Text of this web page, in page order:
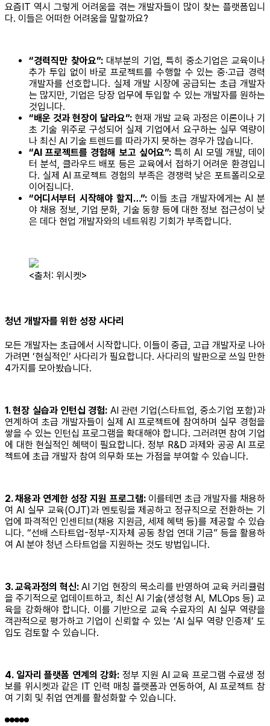
요즘IT 역시 그렇게 어려움을 겪는 개발자들이 많이 찾는 플랫폼입니
다. 이들은 어떠한 어려움을 말할까요?
“경력직만 찾아요”:대부분의 기업, 특히 중소기업은 교육이나
추가 투입 없이 바로 프로젝트를 수행할 수 있는 중·고급 경력
개발자를 선호합니다. 실제 개발 시장에 공급되는 초급 개발자
는 많지만, 기업은 당장 업무에 투입할 수 있는 개발자를 원하는
것입니다.
“배운 것과 현장이 달라요”: 현재 개발 교육 과정은 이론이나 기
초 기술 위주로 구성되어 실제 기업에서 요구하는 실무 역량이
나 최신 AI 기술 트렌드를 따라가지 못하는 경우가 많습니다.
“AI 프로젝트를 경험해 보고 싶어요”:특히 AI 모델 개발, 데이
터 분석, 클라우드 배포 등은 교육에서 접하기 어려운 환경입니
다. 실제 AI 프로젝트 경험의 부족은 경쟁력 낮은 포트폴리오로
이어집니다.
“어디서부터 시작해야 할지…”: 이들 초급 개발자에게는 AI 분
야 채용 정보, 기업 문화, 기술 동향 등에 대한 정보 접근성이 낮
은 데다 현업 개발자와의 네트워킹 기회가 부족합니다.
<출처: 위시켓>
청년 개발자를 위한 성장 사다리
모든 개발자는 초급에서 시작합니다. 이들이 중급, 고급 개발자로 나아
가려면 ‘현실적인’ 사다리가 필요합니다. 사다리의 발판으로 쓰일 만한
4가지를 모아봤습니다.
1. 현장 실습과 인턴십 경험: AI 관련 기업(스타트업, 중소기업 포함)과
연계하여 초급 개발자들이 실제 AI 프로젝트에 참여하며 실무 경험을
쌓을 수 있는 인턴십 프로그램을 확대해야 합니다. 그러려면 참여 기업
에 대한 현실적인 혜택이 필요합니다. 정부 R&D 과제와 공공 AI 프로
젝트에 초급 개발자 참여 의무화 또는 가점을 부여할 수 있습니다.
2. 채용과 연계한 성장 지원 프로그램:이를테면 초급 개발자를 채용하
여 AI 실무 교육(OJT)과 멘토링을 제공하고 정규직으로 전환하는 기
업에 파격적인 인센티브(채용 지원금, 세제 혜택 등)를 제공할 수 있습
니다. “선배 스타트업-정부-지자체 공동 창업 연대 기금” 등을 활용하
여 AI 분야 청년 스타트업을 지원하는 것도 방법입니다.
3. 교육과정의 혁신: AI 기업 현장의 목소리를 반영하여 교육 커리큘럼
을 주기적으로 업데이트하고, 최신 AI 기술(생성형 AI, MLOps 등) 교
육을 강화해야 합니다. 이를 기반으로 교육 수료자의 AI 실무 역량을
객관적으로 평가하고 기업이 신뢰할 수 있는 ‘AI 실무 역량 인증제’ 도
입도 검토할 수 있습니다.
4. 일자리 플랫폼 연계의 강화: 정부 지원 AI 교육 프로그램 수료생 정
보를 위시켓과 같은 IT 인력 매칭 플랫폼과 연동하여, AI 프로젝트 참
여 기회 및 취업 연계를 활성화할 수 있습니다.